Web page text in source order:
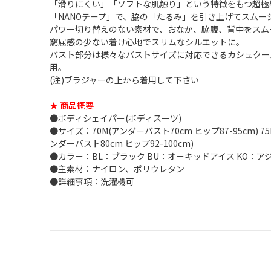
「滑りにくい」「ソフトな肌触り」という特徴をもつ超
「NANOテープ」で、脇の「たるみ」を引き上げてスムー
パワー切り替えのない素材で、おなか、脇腹、背中をス
窮屈感の少ない着け心地でスリムなシルエットに。
バスト部分は様々なバストサイズに対応できるカシュク
用。
(注)ブラジャーの上から着用して下さい
★ 商品概要
●ボディシェイパー(ボディスーツ)
●サイズ：70M(アンダーバスト70cm ヒップ87-95cm)
ンダーバスト80cm ヒップ92-100cm)
●カラー：BL：ブラック BU：オーキッドアイス KO：ア
●主素材：ナイロン、ポリウレタン
●詳細事項：洗濯機可